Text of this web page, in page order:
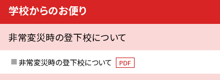
学校からのお便り
非常変災時の登下校について
非常変災時の登下校について PDF